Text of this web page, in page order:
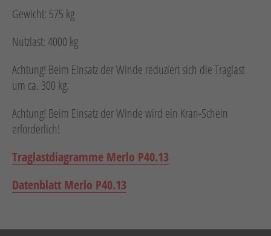
Gewicht: 575 kg
Nutzlast: 4000 kg
Achtung! Beim Einsatz der Winde reduziert sich die Traglast
um ca. 300 kg.
Achtung! Beim Einsatz der Winde wird ein Kran-Schein
erforderlich!
Traglastdiagramme Merlo P40.13
Datenblatt Merlo P40.13